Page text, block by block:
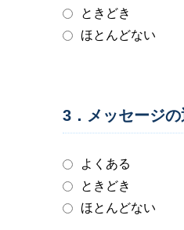
ときどき
ほとんどない
3．メッセージ
よくある
ときどき
ほとんどない